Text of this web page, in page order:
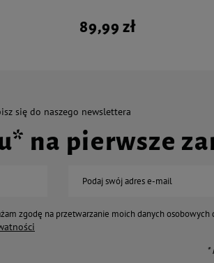
89,99 zł
się do naszego newslettera
na pierwsze
Podaj swój adres e-mail
zgodę na przetwarzanie moich danych osobowych
*